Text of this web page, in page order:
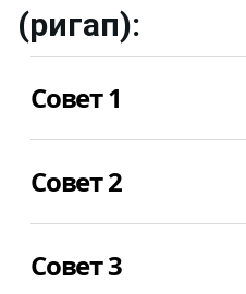
(ригап):
Совет 1
средствами, ведь
последствия. Цвет
превратиться в
стать уже не таким
Совет 2
также, но для него уже
Совет 3